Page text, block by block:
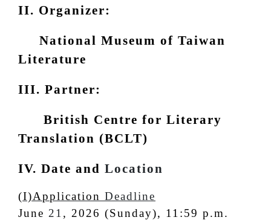
II. Organizer:
National Museum of Taiwan
Literature
III. Partner:
British Centre for Literary
Translation (BCLT)
IV. Date and Location
(I)Application Deadline
June 21, 2026 (Sunday), 11:59 p.m.